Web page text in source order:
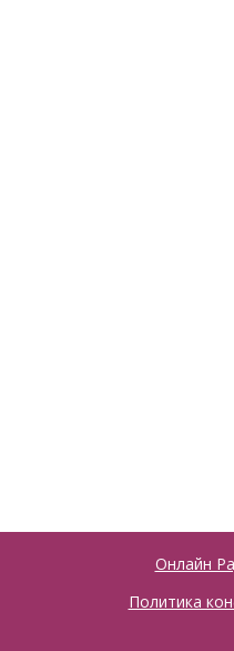
Онлайн
Политика